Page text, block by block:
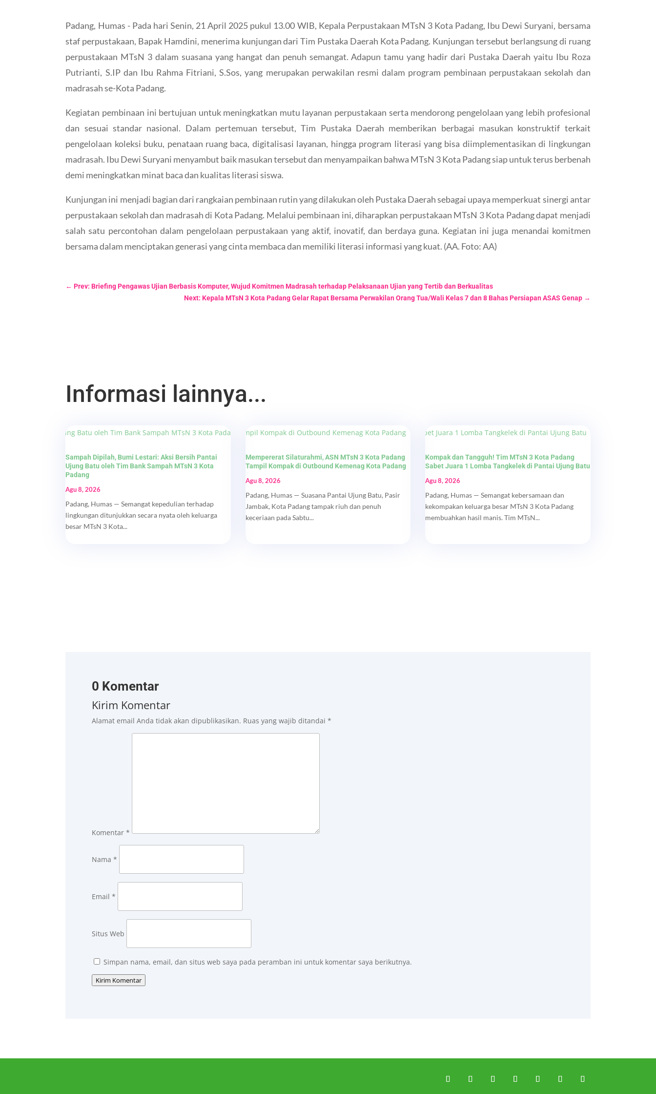
Padang, Humas - Pada hari Senin, 21 April 2025 pukul 13.00 WIB, Kepala Perpustakaan MTsN 3 Kota Padang, Ibu Dewi Suryani, bersama
staf perpustakaan, Bapak Hamdini, menerima kunjungan dari Tim Pustaka Daerah Kota Padang. Kunjungan tersebut berlangsung di ruang
perpustakaan MTsN 3 dalam suasana yang hangat dan penuh semangat. Adapun tamu yang hadir dari Pustaka Daerah yaitu Ibu Roza
Putrianti, S.IP dan Ibu Rahma Fitriani, S.Sos, yang merupakan perwakilan resmi dalam program pembinaan perpustakaan sekolah dan
madrasah se-Kota Padang.
Kegiatan pembinaan ini bertujuan untuk meningkatkan mutu layanan perpustakaan serta mendorong pengelolaan yang lebih profesional
dan sesuai standar nasional. Dalam pertemuan tersebut, Tim Pustaka Daerah memberikan berbagai masukan konstruktif terkait
pengelolaan koleksi buku, penataan ruang baca, digitalisasi layanan, hingga program literasi yang bisa diimplementasikan di lingkungan
madrasah. Ibu Dewi Suryani menyambut baik masukan tersebut dan menyampaikan bahwa MTsN 3 Kota Padang siap untuk terus berbenah
demi meningkatkan minat baca dan kualitas literasi siswa.
Kunjungan ini menjadi bagian dari rangkaian pembinaan rutin yang dilakukan oleh Pustaka Daerah sebagai upaya memperkuat sinergi antar
perpustakaan sekolah dan madrasah di Kota Padang. Melalui pembinaan ini, diharapkan perpustakaan MTsN 3 Kota Padang dapat menjadi
salah satu percontohan dalam pengelolaan perpustakaan yang aktif, inovatif, dan berdaya guna. Kegiatan ini juga menandai komitmen
bersama dalam menciptakan generasi yang cinta membaca dan memiliki literasi informasi yang kuat. (AA. Foto: AA)
←Prev: Briefing Pengawas Ujian Berbasis Komputer, Wujud Komitmen Madrasah terhadap Pelaksanaan Ujian yang Tertib dan Berkualitas
Next: Kepala MTsN 3 Kota Padang Gelar Rapat Bersama Perwakilan Orang Tua/Wali Kelas 7 dan 8 Bahas Persiapan ASAS Genap→
Informasi lainnya...
Sampah Dipilah, Bumi Lestari: Aksi Bersih Pantai
Ujung Batu oleh Tim Bank Sampah MTsN 3 Kota
Padang
Agu 8, 2026
Padang, Humas — Semangat kepedulian terhadap
lingkungan ditunjukkan secara nyata oleh keluarga
besar MTsN 3 Kota...
Mempererat Silaturahmi, ASN MTsN 3 Kota Padang
Tampil Kompak di Outbound Kemenag Kota Padang
Agu 8, 2026
Padang, Humas — Suasana Pantai Ujung Batu, Pasir
Jambak, Kota Padang tampak riuh dan penuh
keceriaan pada Sabtu...
Kompak dan Tangguh! Tim MTsN 3 Kota Padang
Sabet Juara 1 Lomba Tangkelek di Pantai Ujung Batu
Agu 8, 2026
Padang, Humas — Semangat kebersamaan dan
kekompakan keluarga besar MTsN 3 Kota Padang
membuahkan hasil manis. Tim MTsN...
0 Komentar
Kirim Komentar
Alamat email Anda tidak akan dipublikasikan. Ruas yang wajib ditandai*
Komentar*
Nama*
Email*
Situs Web
Simpan nama, email, dan situs web saya pada peramban ini untuk komentar saya berikutnya.
Kirim Komentar